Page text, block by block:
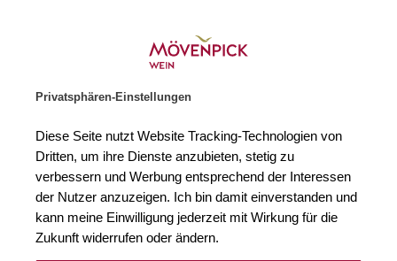
Privatsphären-Einstellungen
Diese Seite nutzt Website Tracking-Technologien von
Dritten, um ihre Dienste anzubieten, stetig zu
verbessern und Werbung entsprechend der Interessen
der Nutzer anzuzeigen. Ich bin damit einverstanden und
kann meine Einwilligung jederzeit mit Wirkung für die
Zukunft widerrufen oder ändern.
Keine Ergebnisse